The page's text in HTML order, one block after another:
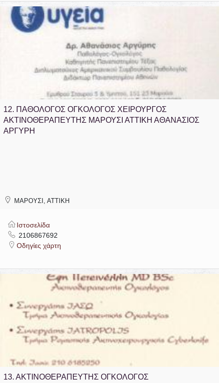
12. ΠΑΘΟΛΟΓΟΣ ΟΓΚΟΛΟΓΟΣ ΧΕΙΡΟΥΡΓΟΣ
ΑΚΤΙΝΟΘΕΡΑΠΕΥΤΗΣ ΜΑΡΟΥΣΙ ΑΤΤΙΚΗ ΑΘΑΝΑΣΙΟΣ
ΑΡΓΥΡΗ
ΜΑΡΟΥΣΙ, ΑΤΤΙΚΗ
Ιστοσελίδα
2106867692
Οδηγίες χάρτη
13. ΑΚΤΙΝΟΘΕΡΑΠΕΥΤΗΣ ΟΓΚΟΛΟΓΟΣ